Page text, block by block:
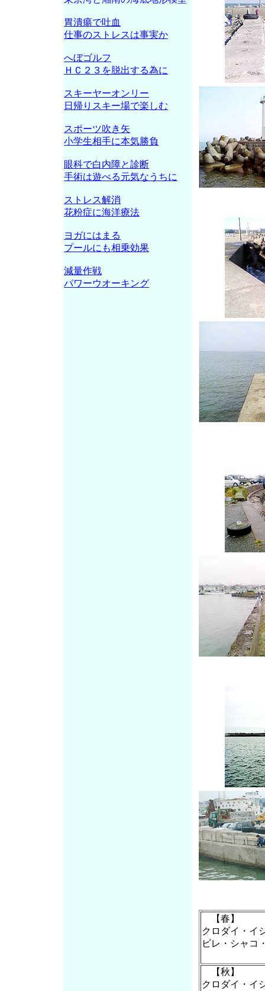
【春】
クロダイ・イ
ビレ・シャコ
【秋】
クロダイ・イ
胃潰瘍で吐血
仕事のストレスは事実か
へぼゴルフ
ＨＣ２３を脱出する為に
スキーヤーオンリー
日帰りスキー場で楽しむ
スポーツ吹き矢
小学生相手に本気勝負
眼科で白内障と診断
手術は遊べる元気なうちに
ストレス解消
花粉症に海洋療法
ヨガにはまる
プールにも相乗効果
減量作戦
パワーウオーキング